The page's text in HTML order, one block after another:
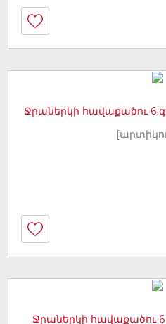
Ջրաներկի հավաքածու 6
Ջրաներկի հավաքածու 6